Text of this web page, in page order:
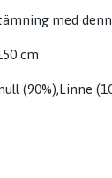
med
cm
(90%),Linne